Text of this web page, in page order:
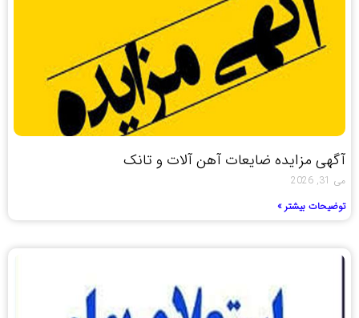
آگهی مزایده ضایعات آهن آلات و تانک
می 31, 2026
توضیحات بیشتر »